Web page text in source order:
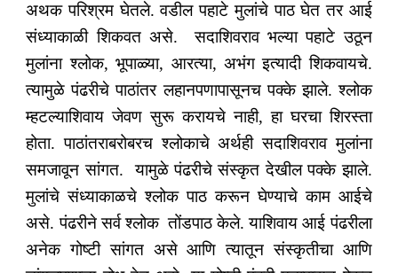
अथक परिश्रम घेतले. वडील पहाटे मुलांचे पाठ घेत तर आई
संध्याकाळी शिकवत असे. सदाशिवराव भल्या पहाटे उठून
मुलांना श्लोक, भूपाळ्या, आरत्या, अभंग इत्यादी शिकवायचे.
त्यामुळे पंढरीचे पाठांतर लहानपणापासूनच पक्के झाले. श्लोक
म्हटल्याशिवाय जेवण सुरू करायचे नाही, हा घरचा शिरस्ता
होता. पाठांतराबरोबरच श्लोकाचे अर्थही सदाशिवराव मुलांना
समजावून सांगत. यामुळे पंढरीचे संस्कृत देखील पक्के झाले.
मुलांचे संध्याकाळचे श्लोक पाठ करून घेण्याचे काम आईचे
असे. पंढरीने सर्व श्लोक तोंडपाठ केले. याशिवाय आई पंढरीला
अनेक गोष्टी सांगत असे आणि त्यातून संस्कृतीचा आणि